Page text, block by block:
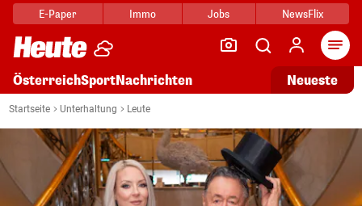
E-Paper Immo Jobs NewsFlix
ÖsterreichSportNachrichten Neueste
Startseite Unterhaltung Leute